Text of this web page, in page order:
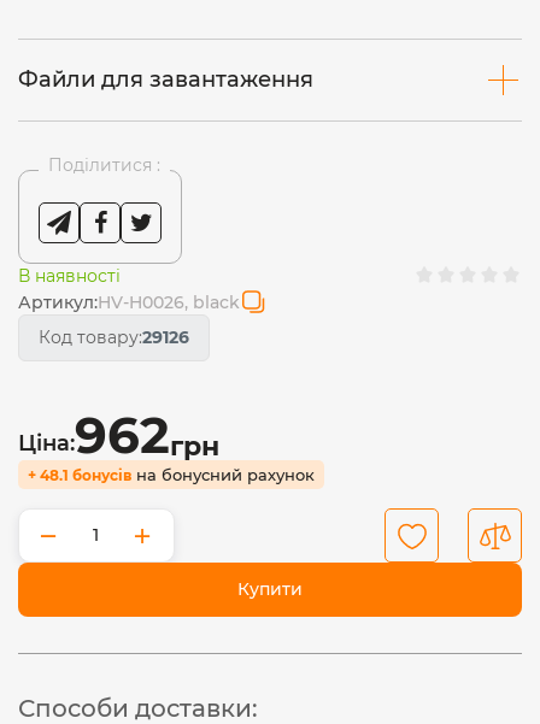
Файли для завантаження
Поділитися :
В наявності
Артикул:HV-H0026, black
Код товару:29126
Ціна:962грн
+ 48.1 бонусів на бонусний рахунок
− +
Купити
Способи доставки: